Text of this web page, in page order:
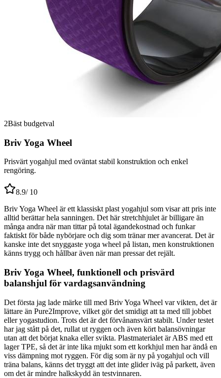
2Bäst budgetval
Briv Yoga Wheel
Prisvärt yogahjul med oväntat stabil konstruktion och enkel
rengöring.
8.9/ 10
Briv Yoga Wheel är ett klassiskt plast yogahjul som visar att pris inte
alltid berättar hela sanningen. Det här stretchhjulet är billigare än
många andra när man tittar på total ägandekostnad och funkar
faktiskt för både nybörjare och dig som tränar mer avancerat. Det är
kanske inte det snyggaste yoga wheel på listan, men konstruktionen
känns trygg och hållbar även när man pressar det rejält.
Briv Yoga Wheel, funktionell och prisvärd
balanshjul för vardagsanvändning
Det första jag lade märke till med Briv Yoga Wheel var vikten, det är
lättare än Pure2Improve, vilket gör det smidigt att ta med till jobbet
eller yogastudion. Trots det är det förvånansvärt stabilt. Under testet
har jag stått på det, rullat ut ryggen och även kört balansövningar
utan att det börjat knaka eller svikta. Plastmaterialet är ABS med ett
lager TPE, så det är inte lika mjukt som ett korkhjul men har ändå en
viss dämpning mot ryggen. För dig som är ny på yogahjul och vill
träna balans, känns det tryggt att det inte glider iväg på parkett, även
om det är mindre halkskydd än testvinnaren.